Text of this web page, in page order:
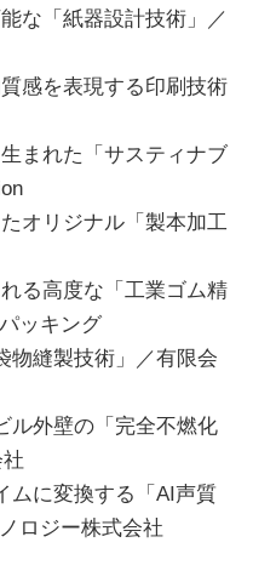
な「紙器設計技術」／
感を表現する印刷技術
まれた「サスティナブ
オリジナル「製本加工
る高度な「工業ゴム精
ッキング
物縫製技術」／有限会
ル外壁の「完全不燃化
ムに変換する「AI声質
ロジー株式会社